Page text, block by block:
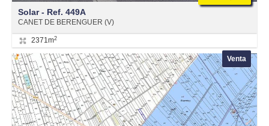
Solar - Ref. 449A
CANET DE BERENGUER (V)
2371m2
Venta